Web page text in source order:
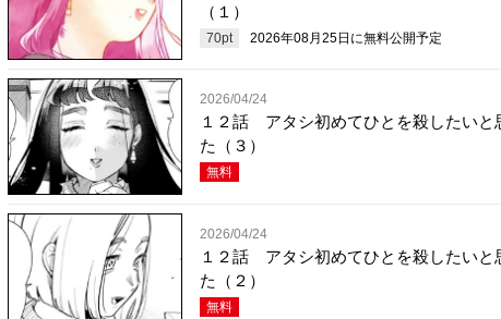
（１）
70pt 2026年08月25日 に無料公開予定
2026/04/24
１２話 アタシ初めてひとを殺したいと
た（３）
無料
2026/04/24
１２話 アタシ初めてひとを殺したいと
た（２）
無料